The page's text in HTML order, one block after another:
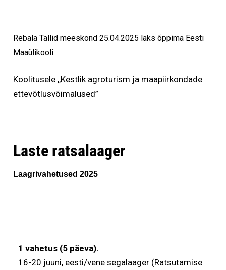
Rebala Tallid meeskond 25.04.2025 läks õppima Eesti
Maaülikooli.
Koolitusele ,,Kestlik agroturism ja maapiirkondade
ettevõtlusvõimalused”
Laste ratsalaager
Laagrivahetused 2025
1 vahetus (5 päeva).
16-20 juuni, eesti/vene segalaager (Ratsutamise